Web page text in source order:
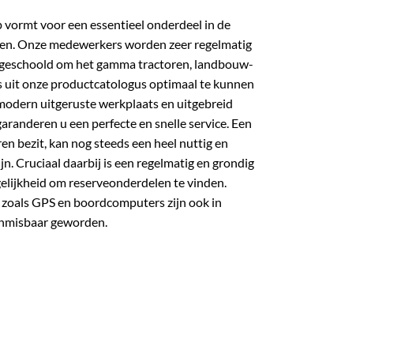
voor een essentieel onderdeel in de
Onze medewerkers worden zeer regelmatig
om het gamma tractoren, landbouw-
onze productcatologus optimaal te kunnen
uitgeruste werkplaats en uitgebreid
u een perfecte en snelle service. Een
bezit, kan nog steeds een heel nuttig en
Cruciaal daarbij is een regelmatig en grondig
om reserveonderdelen te vinden.
GPS en boordcomputers zijn ook in
geworden.